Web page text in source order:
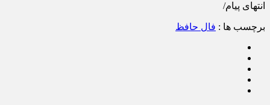
انتهای پیام/
برچسب ها : فال حافظ